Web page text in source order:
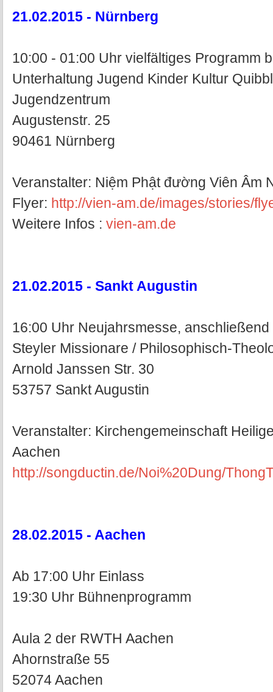
21.02.2015 - Nürnberg
10:00 - 01:00 Uhr vielfältiges Programm
Unterhaltung Jugend Kinder Kultur
Jugendzentrum
Augustenstr. 25
90461 Nürnberg
Veranstalter: Niệm Phật đường Viên Âm
Flyer: http://vien-am.de/images/stories/
Weitere Infos : vien-am.de
21.02.2015 - Sankt Augustin
16:00 Uhr Neujahrsmesse,
Steyler Missionare / Philosophisch-
Arnold Janssen Str. 30
53757 Sankt Augustin
Veranstalter: Kirchengemeinschaft
Aachen
http://songductin.de/Noi%20Dung/
28.02.2015 - Aachen
Ab 17:00 Uhr Einlass
19:30 Uhr Bühnenprogramm
Aula 2 der RWTH Aachen
Ahornstraße 55
52074 Aachen